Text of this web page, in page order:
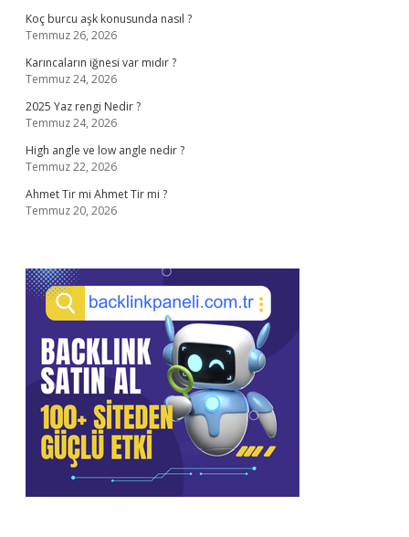
Koç burcu aşk konusunda nasıl ?
Temmuz 26, 2026
Karıncaların iğnesi var mıdır ?
Temmuz 24, 2026
2025 Yaz rengi Nedir ?
Temmuz 24, 2026
High angle ve low angle nedir ?
Temmuz 22, 2026
Ahmet Tir mi Ahmet Tir mi ?
Temmuz 20, 2026